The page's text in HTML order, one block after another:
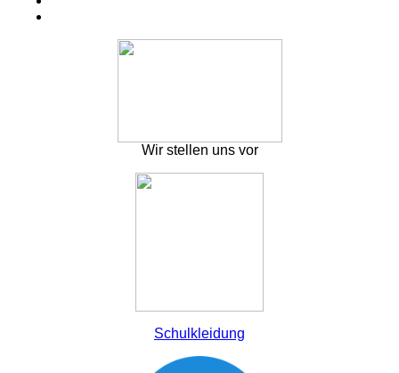
Wir stellen uns vor
Schulkleidung